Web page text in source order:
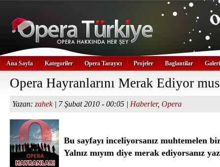
Ana Sayfa Kategoriler Opera Tarayıcı Projeler Baglantilar Galeri
Opera Hayranlarını Merak Ediyor
Yazan: zahek| 7 Şubat 2010 - 00:05 | Haberler, Opera
Bu sayfayı inceliyorsanız muhtemelen
Yalnız mıyım diye merak ediyorsanız